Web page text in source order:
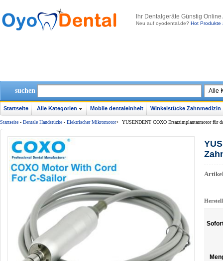
lhr Dentalgeräte Günstig
Neu auf oyodental.de? Hot Produkte
suchen
Startseite Alle Kategorien Mobile dentaleinheit Winkelstücke Zahnmedizin
Startseite - Dentale Handstücke - Elektrischer Mikromotor> YUSENDENT COXO Ersatzimplantatmotor für